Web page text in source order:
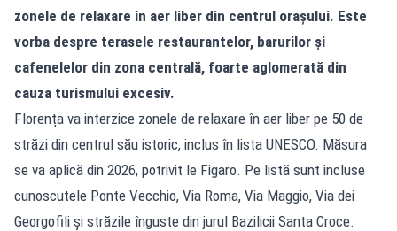
zonele de relaxare în aer liber din centrul orașului. Este
vorba despre terasele restaurantelor, barurilor și
cafenelelor din zona centrală, foarte aglomerată din
cauza turismului excesiv.
Florența va interzice zonele de relaxare în aer liber pe 50 de
străzi din centrul său istoric, inclus în lista UNESCO. Măsura
se va aplică din 2026, potrivit le Figaro. Pe listă sunt incluse
cunoscutele Ponte Vecchio, Via Roma, Via Maggio, Via dei
Georgofili și străzile înguste din jurul Bazilicii Santa Croce.